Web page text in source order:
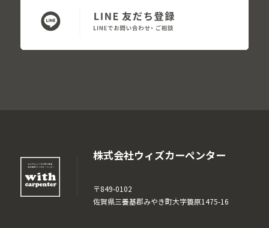
株式会社ウィズカーペンター
〒849-0102
佐賀県三養基郡みやき町大字簑原1475-16